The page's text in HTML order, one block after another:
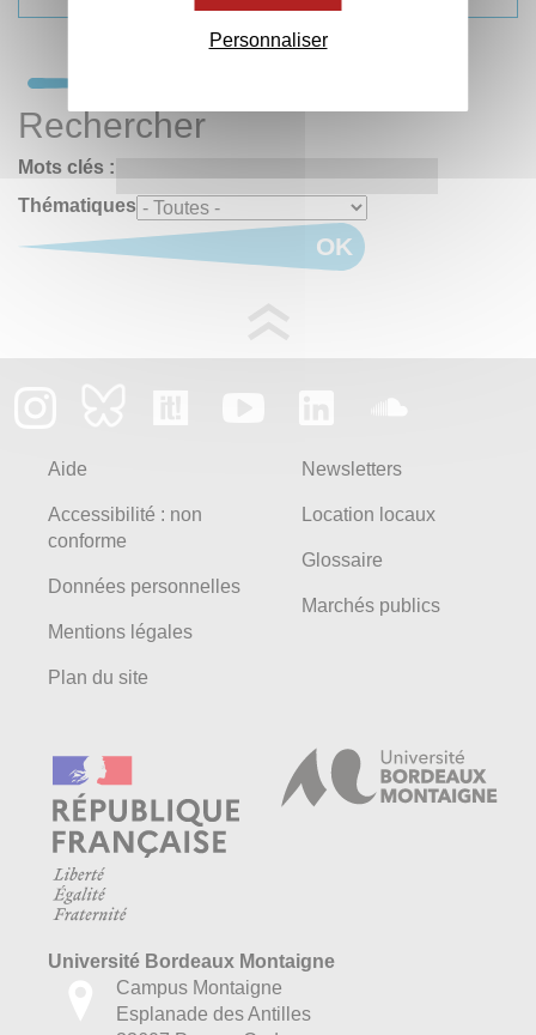
Rechercher
Mots clés :
Thématiques
OK
Aide
Accessibilité : non
conforme
Données personnelles
Mentions légales
Plan du site
Newsletters
Location locaux
Glossaire
Marchés publics
Université Bordeaux Montaigne
Campus Montaigne
Esplanade des Antilles
Personnaliser